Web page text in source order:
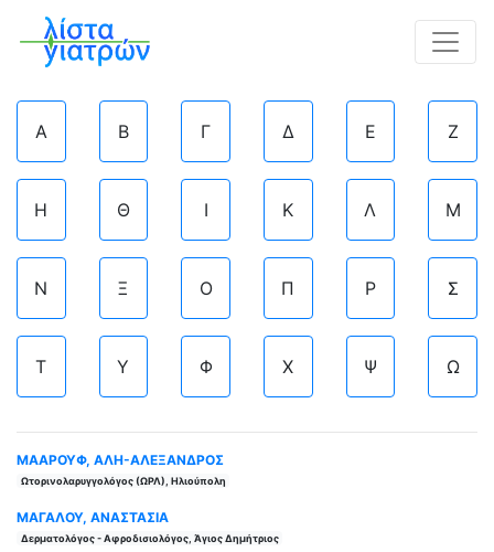
Α Β Γ Δ Ε Ζ
Η Θ Ι Κ Λ Μ
Ν Ξ Ο Π Ρ Σ
Τ Υ Φ Χ Ψ Ω
ΜΑΑΡΟΥΦ, ΑΛΗ-ΑΛΕΞΑΝΔΡΟΣ
Ωτορινολαρυγγολόγος (ΩΡΛ), Ηλιούπολη
ΜΑΓΑΛΟΥ, ΑΝΑΣΤΑΣΙΑ
Δερματολόγος - Αφροδισιολόγος, Άγιος Δημήτριος